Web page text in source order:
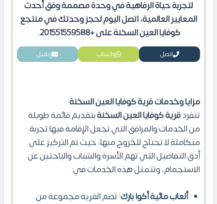
لتجربة حياة الرفاهية في وحدة مصممة وفق أحدث
المعايير العالمية، اتصل اليوم لحجز وحدتك في منتجع
كوفايا العين السخنة على +201551559588.
اتصل واتساب إيميل
مزايا وخدمات قرية كوفايا العين السخنة
تنفردقرية كوفايا العين السخنةبتقديم قائمة طويلة
من الخدمات والمرافق التي تجعل الإقامة فيها تجربة
متكاملة لا تحتاج للخروج منها، حيث تم التركيز على
أدق التفاصيل التي تهم الأسرة والشباب والباحثين عن
الاستجمام، وتتمثل هذه الخدمات في:
ألعاب مائية أكوا بارك: تضم القرية مجموعة من